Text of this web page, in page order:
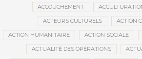
ACCOUCHEMENT
ACTEURS CULTURELS ACTION
ACTION HUMANITAIRE ACTION SOCIALE
ACTUALITÉ DES OPÉRATIONS